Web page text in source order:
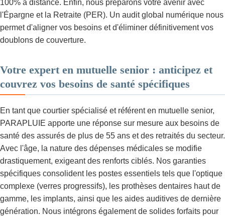
100% à distance. Enfin, nous préparons votre avenir avec
l'Épargne et la Retraite (PER). Un audit global numérique nous
permet d'aligner vos besoins et d'éliminer définitivement vos
doublons de couverture.
Votre expert en mutuelle senior : anticipez et
couvrez vos besoins de santé spécifiques
En tant que courtier spécialisé et référent en mutuelle senior,
PARAPLUIE apporte une réponse sur mesure aux besoins de
santé des assurés de plus de 55 ans et des retraités du secteur.
Avec l'âge, la nature des dépenses médicales se modifie
drastiquement, exigeant des renforts ciblés. Nos garanties
spécifiques consolident les postes essentiels tels que l'optique
complexe (verres progressifs), les prothèses dentaires haut de
gamme, les implants, ainsi que les aides auditives de dernière
génération. Nous intégrons également de solides forfaits pour